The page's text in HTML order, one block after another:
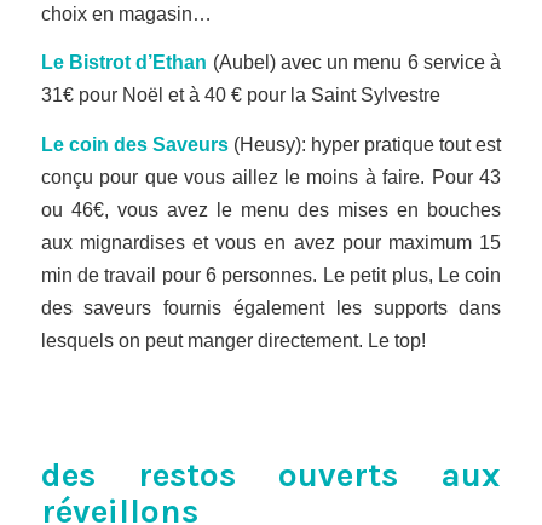
choix en magasin…
Le Bistrot d’Ethan (Aubel) avec un menu 6 service à
31€ pour Noël et à 40 € pour la Saint Sylvestre
Le coin des Saveurs(Heusy): hyper pratique tout est
conçu pour que vous aillez le moins à faire. Pour 43
ou 46€, vous avez le menu des mises en bouches
aux mignardises et vous en avez pour maximum 15
min de travail pour 6 personnes. Le petit plus, Le coin
des saveurs fournis également les supports dans
lesquels on peut manger directement. Le top!
des restos ouverts aux
réveillons